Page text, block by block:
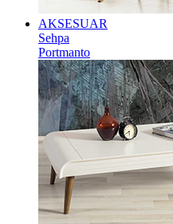
AKSESUAR
Sehpa
Portmanto